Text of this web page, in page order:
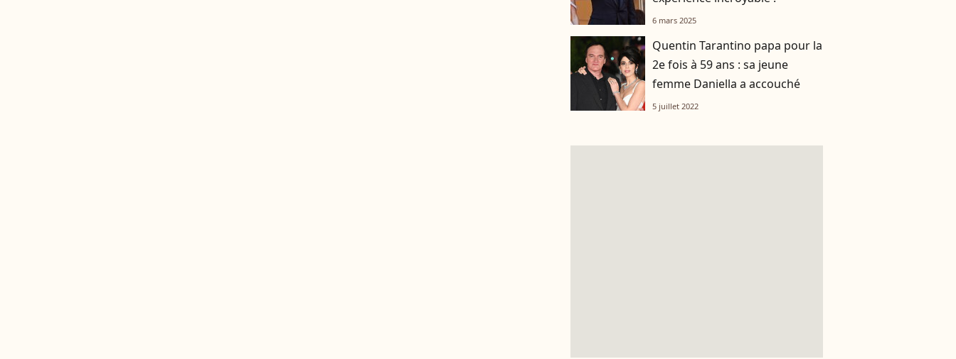
6 mars 2025
Quentin Tarantino papa pour la
2e fois à 59 ans : sa jeune
femme Daniella a accouché
5 juillet 2022